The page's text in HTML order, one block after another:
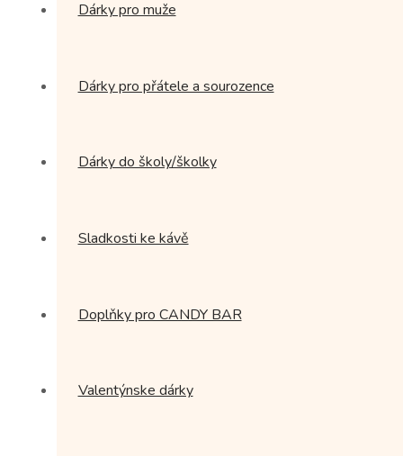
Dárky pro muže
Dárky pro přátele a sourozence
Dárky do školy/školky
Sladkosti ke kávě
Doplňky pro CANDY BAR
Valentýnske dárky